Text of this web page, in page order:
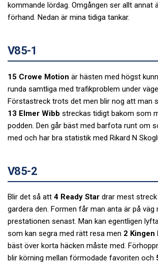
kommande lördag. Omgången ser allt annat
förhand. Nedan är mina tidiga tankar.
V85-1
15 Crowe Motion är hästen med högst
runda samtliga med trafikproblem under
Förstastreck trots det men blir nog att man
13 Elmer Wibb streckas tidigt bakom som
podden. Den går bäst med barfota runt om
med och har bra statistik med Rikard N
V85-2
Blir det så att 4 Ready Star drar mest
gardera den. Formen får man anta är på väg
prestationen senast. Man kan egentligen
som kan segra med rätt resa men 2 Kingen
bäst över korta häcken måste med.
blir körning mellan förmodade favoriten och